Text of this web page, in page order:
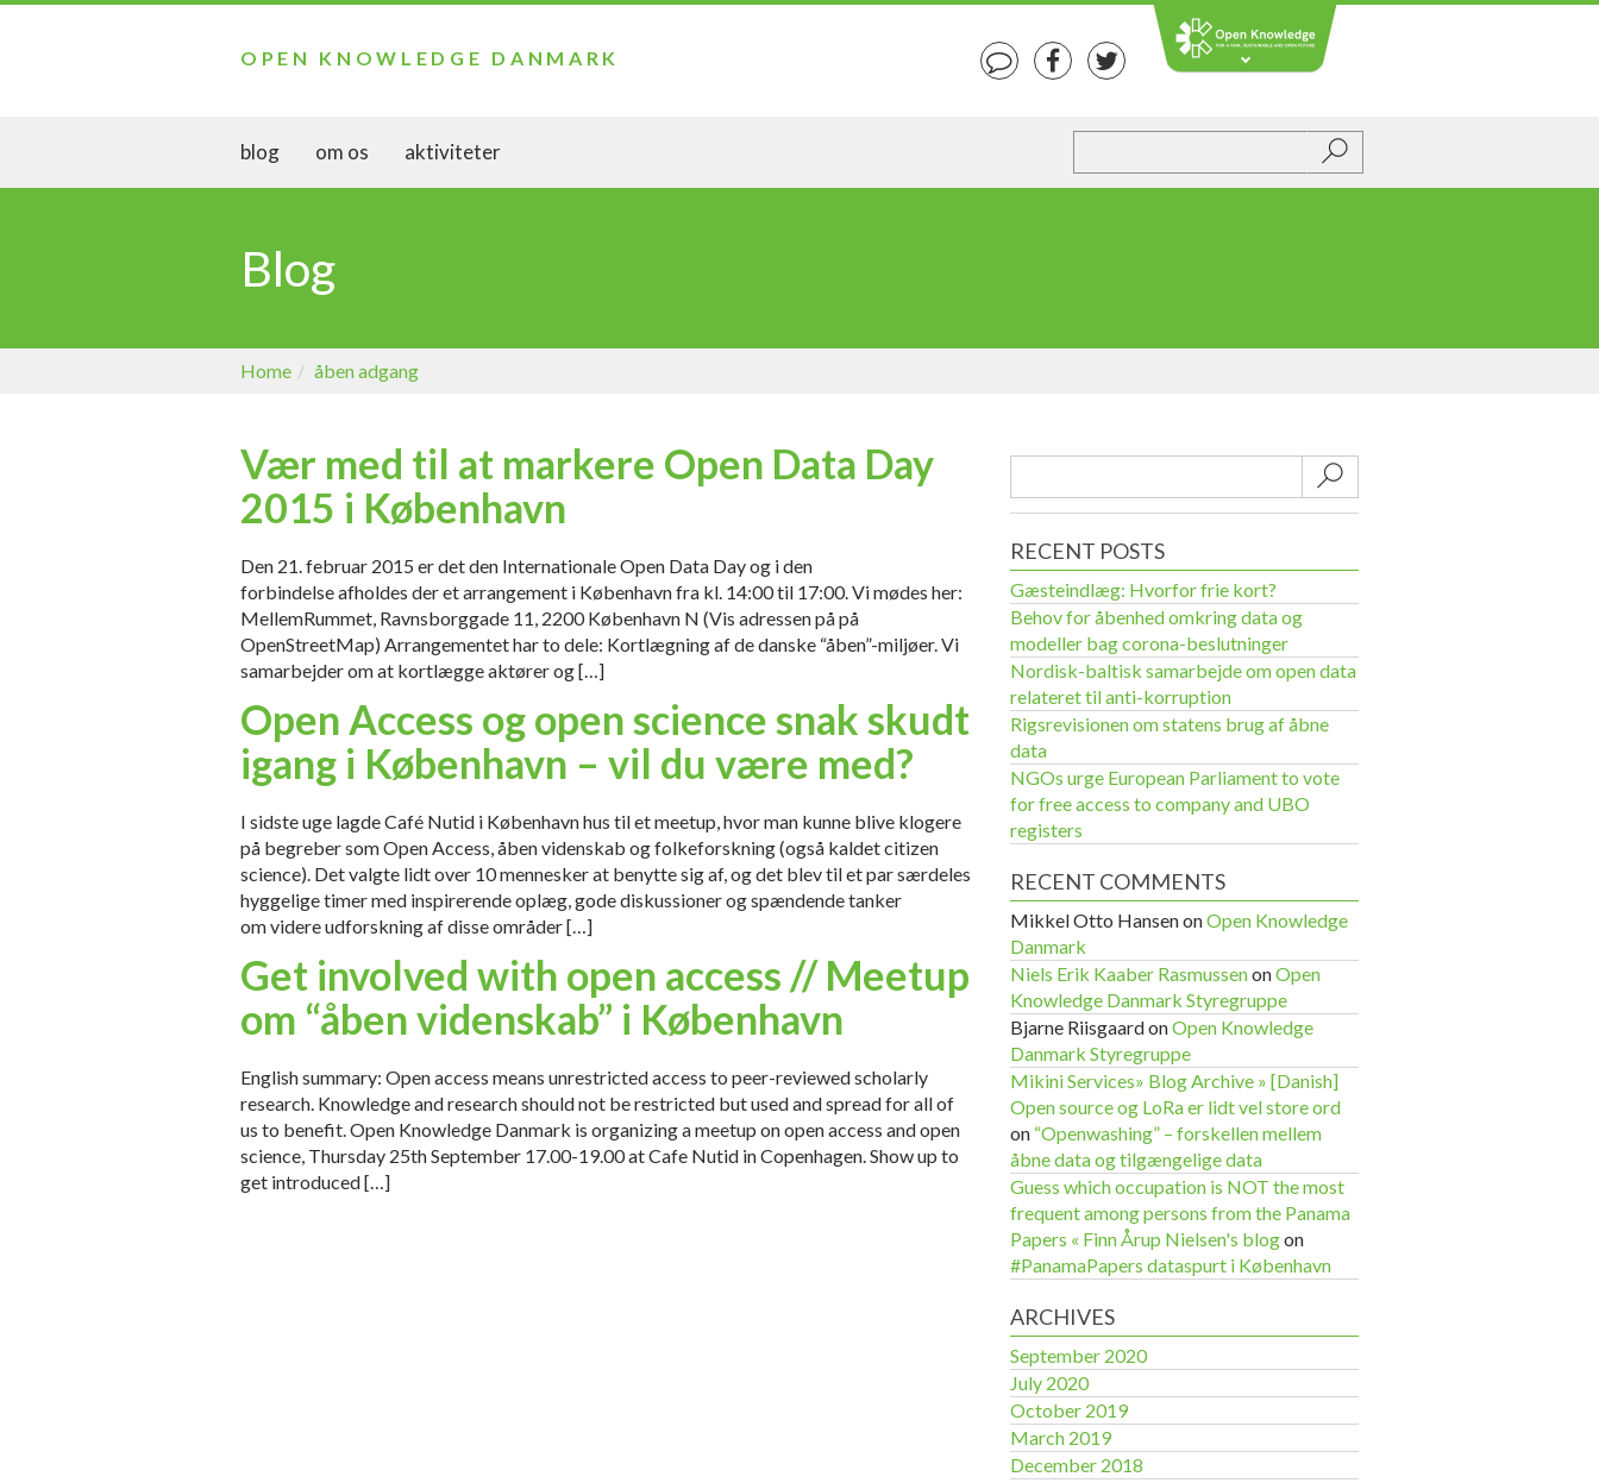
OPEN KNOWLEDGE DANMARK
blog om os aktiviteter Submit
Blog
Home åben adgang
Vær med til at markere Open Data Day
2015 i København
Den 21. februar 2015 er det den Internationale Open Data Day og i den
forbindelse afholdes der et arrangement i København fra kl. 14:00 til 17:00. Vi mødes her:
MellemRummet, Ravnsborggade 11, 2200 København N (Vis adressen på på
OpenStreetMap) Arrangementet har to dele: Kortlægning af de danske “åben”-miljøer. Vi
samarbejder om at kortlægge aktører og […]
Open Access og open science snak skudt
igang i København – vil du være med?
I sidste uge lagde Café Nutid i København hus til et meetup, hvor man kunne blive klogere
på begreber som Open Access, åben videnskab og folkeforskning (også kaldet citizen
science). Det valgte lidt over 10 mennesker at benytte sig af, og det blev til et par særdeles
hyggelige timer med inspirerende oplæg, gode diskussioner og spændende tanker
om videre udforskning af disse områder […]
Get involved with open access // Meetup
om “åben videnskab” i København
English summary: Open access means unrestricted access to peer-reviewed scholarly
research. Knowledge and research should not be restricted but used and spread for all of
us to benefit. Open Knowledge Danmark is organizing a meetup on open access and open
science, Thursday 25th September 17.00-19.00 at Cafe Nutid in Copenhagen. Show up to
get introduced […]
Submit
RECENT POSTS
Gæsteindlæg: Hvorfor frie kort?
Behov for åbenhed omkring data og
modeller bag corona-beslutninger
Nordisk-baltisk samarbejde om open data
relateret til anti-korruption
Rigsrevisionen om statens brug af åbne
data
NGOs urge European Parliament to vote
for free access to company and UBO
registers
RECENT COMMENTS
Mikkel Otto HansenonOpen Knowledge
Danmark
Niels Erik Kaaber RasmussenonOpen
Knowledge Danmark Styregruppe
Bjarne RiisgaardonOpen Knowledge
Danmark Styregruppe
Mikini Services» Blog Archive » [Danish]
Open source og LoRa er lidt vel store ord
on “Openwashing” – forskellen mellem
åbne data og tilgængelige data
Guess which occupation is NOT the most
frequent among persons from the Panama
Papers « Finn Årup Nielsen's blogon
#PanamaPapers dataspurt i København
ARCHIVES
September 2020
July 2020
October 2019
March 2019
December 2018